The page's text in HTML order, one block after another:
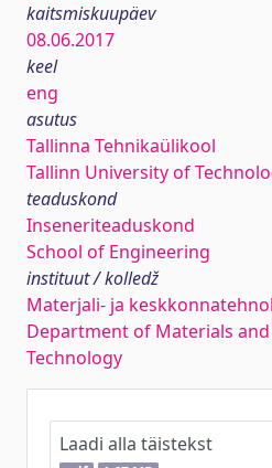
kaitsmiskuupäev
08.06.2017
keel
eng
asutus
Tallinna Tehnikaülikool
Tallinn University of
teaduskond
Inseneriteaduskond
School of Engineering
instituut / kolledž
Materjali- ja
Department of Materials
Technology
Laadi alla täistekst